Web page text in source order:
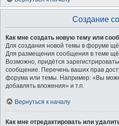
Создание
Как мне создать новую тему или
Для создания новой темы в форуме
Для размещения сообщения в теме
Возможно, придётся
сообщение. Перечень ваших прав
форума или темы. Например: «Вы
добавлять вложения» и т.п.
Вернуться к началу
Как мне отредактировать или